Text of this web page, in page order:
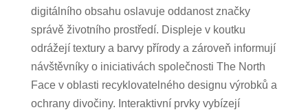
digitálního obsahu oslavuje oddanost značky
správě životního prostředí. Displeje v koutku
odrážejí textury a barvy přírody a zároveň informují
návštěvníky o iniciativách společnosti The North
Face v oblasti recyklovatelného designu výrobků a
ochrany divočiny. Interaktivní prvky vybízejí